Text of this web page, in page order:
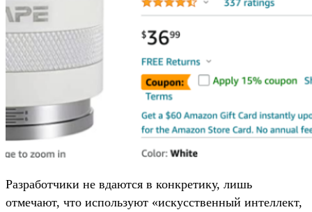
Разработчики не вдаются в конкретику, лишь
отмечают, что используют «искусственный интеллект,